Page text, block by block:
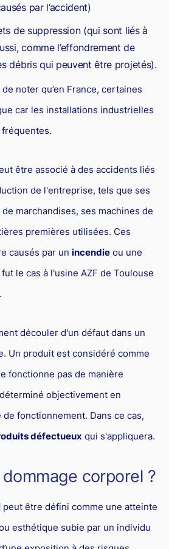
des Entreprises (R.S.E)
par l’accident)
de suppression (qui sont liés à
comme l’effondrement de
débris qui peuvent être projetés).
noter qu’en France, certaines
car les installations industrielles
être associé à des accidents liés
de l'entreprise, tels que ses
marchandises, ses machines de
premières utilisées. Ces
causés par un incendieou une
le cas à l'usine AZF de Toulouse
découler d'un défaut dans un
Un produit est considéré comme
fonctionne pas de manière
objectivement en
fonctionnement. Dans ce cas,
défectueux qui s'appliquera.
dommage corporel ?
peut être défini comme une atteinte
esthétique subie par un individu